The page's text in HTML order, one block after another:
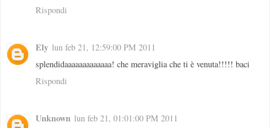
Rispondi
Ely lun feb 21, 12:59:00 PM 2011
splendidaaaaaaaaaaaaa! che meraviglia che ti è venuta!!!!! baci
Rispondi
Unknown lun feb 21, 01:01:00 PM 2011